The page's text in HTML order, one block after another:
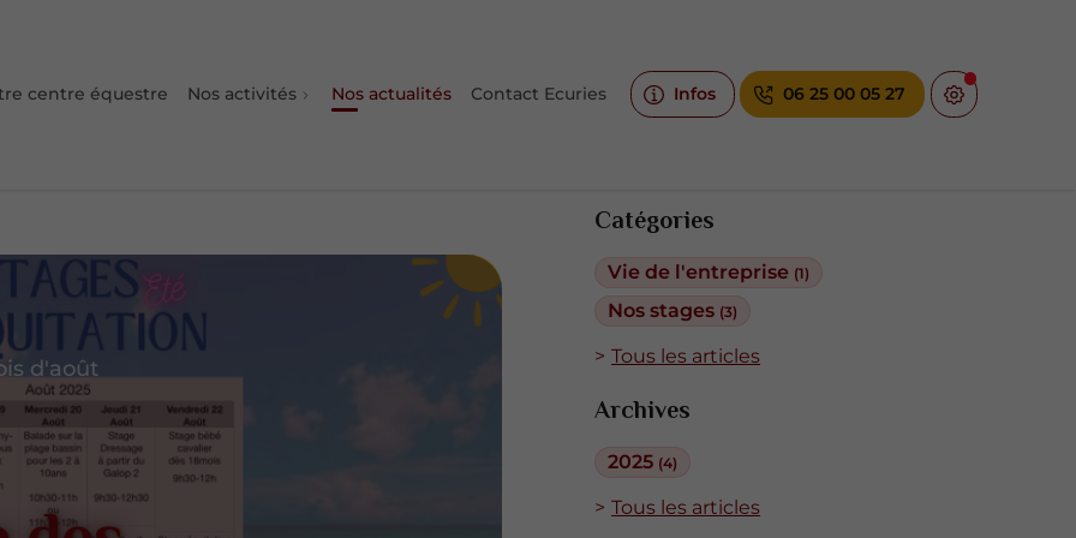
centre équestre Nos activités Nos actualités Contact Ecuries Infos 06 25 00 05 27
d'août
Catégories
Vie de l'entreprise (1)
Nos stages (3)
Tous les articles
Archives
2025 (4)
Tous les articles